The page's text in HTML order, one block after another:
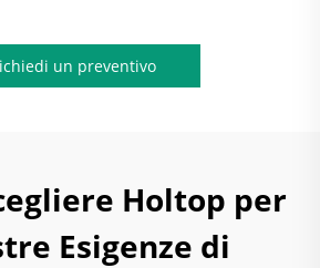
un preventivo
Holtop per
Esigenze di